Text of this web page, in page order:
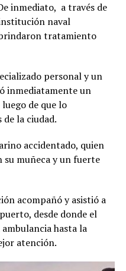
inmediato, a través de
naval
tratamiento
personal y un
inmediatamente un
de que lo
la ciudad.
accidentado, quien
muñeca y un fuerte
acompañó y asistió a
desde donde el
hasta la
atención.